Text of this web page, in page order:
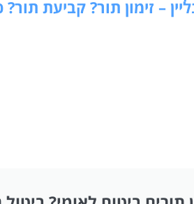
– זימון תור? קביעת